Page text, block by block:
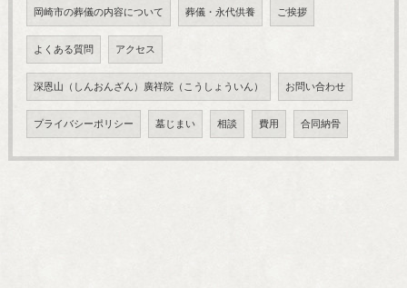
岡崎市の葬儀の内容について 葬儀・永代供養 ご挨拶
よくある質問 アクセス
深恩山（しんおんざん）廣祥院（こうしょういん） お問い合わせ
プライバシーポリシー 墓じまい 相談 費用 合同納骨